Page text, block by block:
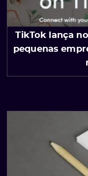
TikTok lança
pequenas